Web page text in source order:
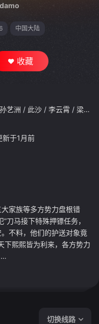
中国大陆
收藏
孙艺洲 / 此沙 / 李云霄 / 梁家辉
于1月前
家族等多方势力盘根错
刀马接下特殊押镖任务，
不料，他们的护送对象竟
下熙熙皆为利来，各方势力
切换线路